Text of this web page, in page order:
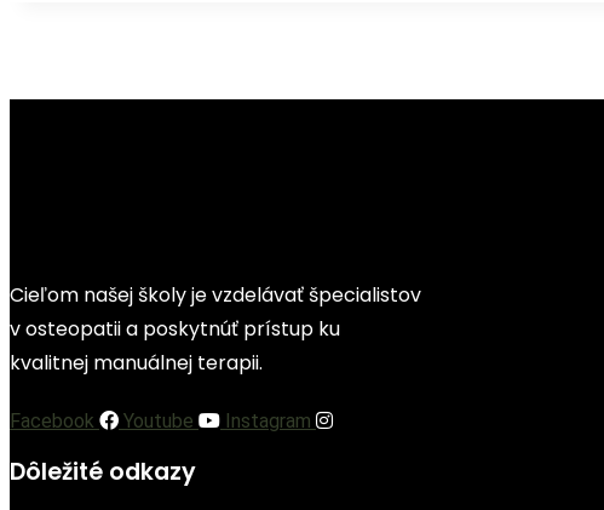
Cieľom našej školy je vzdelávať špecialistov
v osteopatii a poskytnúť prístup ku
kvalitnej manuálnej terapii.
Facebook Youtube Instagram
Dôležité odkazy